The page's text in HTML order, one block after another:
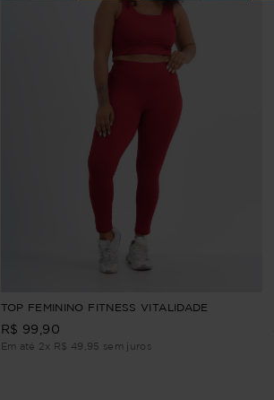
TOP FEMININO FITNESS VITALIDADE
R$ 99 90
Em até 2x R$ 49 95 sem juros